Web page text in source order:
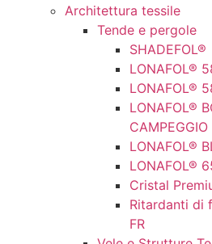
Architettura tessile
Tende e pergole
SHADEFOL®
LONAFOL®
LONAFOL®
LONAFOL®
CAMPEGGIO
LONAFOL®
LONAFOL®
Cristal
Ritardanti di
FR